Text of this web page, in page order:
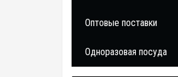
Оптовые поставки
Одноразовая посуда